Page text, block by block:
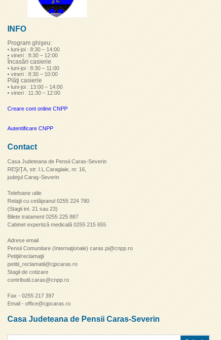
INFO
Program ghişeu:
• luni-joi : 8:30 – 14:00
• vineri : 8:30 – 12:00
Încasări casierie
• luni-joi : 8:30 – 11:00
• vineri : 8:30 – 10:00
Plăţi casierie
• luni-joi : 13:00 – 14:00
• vineri : 11:30 – 12:00
Creare cont online CNPP
Autentificare CNPP
Contact
Casa Judeteana de Pensii Caras-Severin
REŞIŢA, str. I.L.Caragiale, nr. 16,
judeţul Caraş-Severin
Telefoane utile
Relaţii cu cetăţeanul 0255 224 780
(Stagii int. 21 sau 23)
Bilete tratament 0255 225 887
Cabinet expertiză medicală 0255 215 655
Adrese email
Pensii Comunitare (Internaţionale) caras.pi@cnpp.ro
Petiţii/reclamaţii
petitii_reclamatii@cjpcaras.ro
Stagii de cotizare
contributii.caras@cnpp.ro
Fax - 0255 217 397
Email - office@cjpcaras.ro
Casa Judeteana de Pensii Caras-Severin